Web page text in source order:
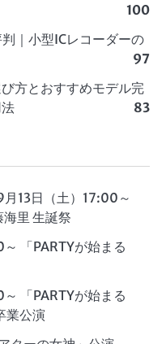
100
｜小型ICレコーダーの
97
方とおすすめモデル完
83
13日（土）17:00～
海里 生誕祭
「PARTYが始まる
「PARTYが始まる
業公演